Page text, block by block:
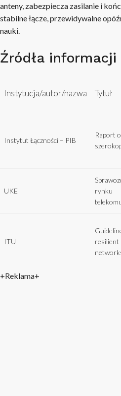
anteny, zabezpiecza zasilanie i
stabilne łącze, przewidywalne
nauki.
Źródła informacji
Instytucja/autor/nazwa Tytuł
Instytut Łączności – PIB
Raport
UKE
rynku
ITU
resilient
+Reklama+